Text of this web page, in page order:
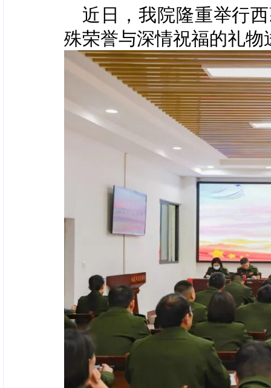
近日，我院隆重举行
殊荣誉与深情祝福的礼